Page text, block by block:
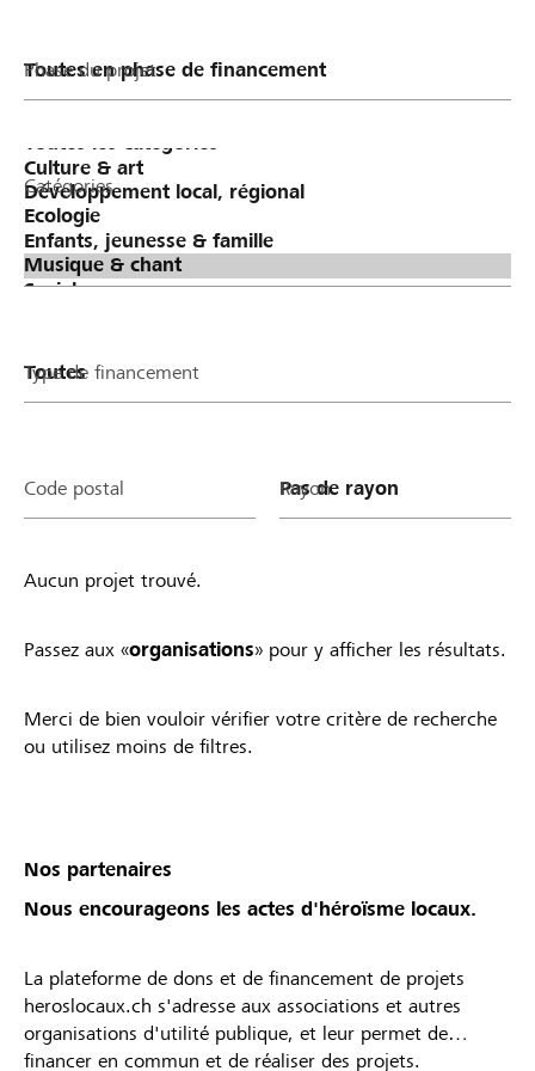
Phase du projet
Catégories
Type de financement
Code postal Rayon
Aucun projet trouvé.
Passez aux «organisations» pour y afficher les résultats.
Merci de bien vouloir vérifier votre critère de recherche
ou utilisez moins de filtres.
Nos partenaires
Nous encourageons les actes d'héroïsme locaux.
La plateforme de dons et de financement de projets
heroslocaux.ch s'adresse aux associations et autres
organisations d'utilité publique, et leur permet de
financer en commun et de réaliser des projets.